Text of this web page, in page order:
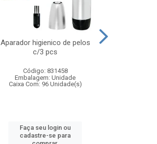
Aparador higienico de pelos
c/3 pcs
Código: 831458
Embalagem: Unidade
Caixa Com: 96 Unidade(s)
Faça seu login ou
cadastre-se para